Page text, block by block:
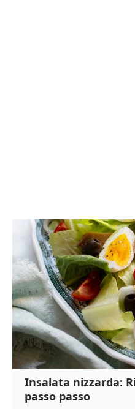
Insalata nizzarda:
passo passo